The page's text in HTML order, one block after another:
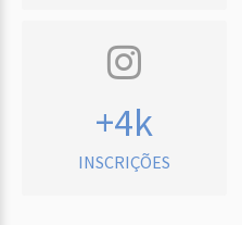
+4k
INSCRIÇÕES